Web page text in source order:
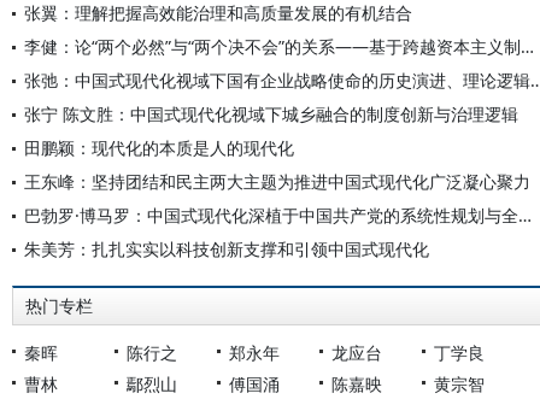
张翼：理解把握高效能治理和高质量发展的有机结合
李健：论“两个必然”与“两个决不会”的关系——基于跨越资本主义制度“卡夫丁峡谷”设想的反思
张弛：中国式现代化视域下国有
张宁 陈文胜：中国式现代化视域下城乡融合的制度创新与治理逻辑
田鹏颖：现代化的本质是人的现代化
王东峰：坚持团结和民主两大主题为推进中国式现代化广泛凝心聚力
巴勃罗·博马罗：中国式现代化深植于中国共产党的系统性规划与全方位治理实践
朱美芳：扎扎实实以科技创新支撑和引领中国式现代化
热门专栏
秦晖 陈行之 郑永年 龙应台
丁学良
曹林
鄢烈山 傅国涌 陈嘉映
黄宗智